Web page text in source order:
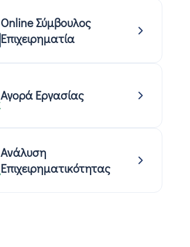
Online Σύμβουλος
Επιχειρηματία
Αγορά Εργασίας
Ανάλυση
Επιχειρηματικότητας